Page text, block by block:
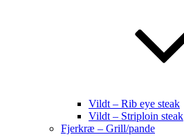
Vildt – Rib eye steak
Vildt – Striploin steak
Fjerkræ – Grill/pande